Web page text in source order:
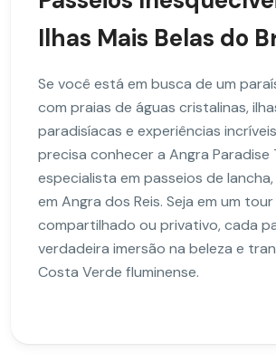
Ilhas Mais Belas do
Se você está em busca de um
com praias de águas cristalinas,
paradisíacas e experiências
precisa conhecer a Angra
especialista em passeios de
em Angra dos Reis. Seja em um tour
compartilhado ou privativo, cada
verdadeira imersão na beleza e
Costa Verde fluminense.